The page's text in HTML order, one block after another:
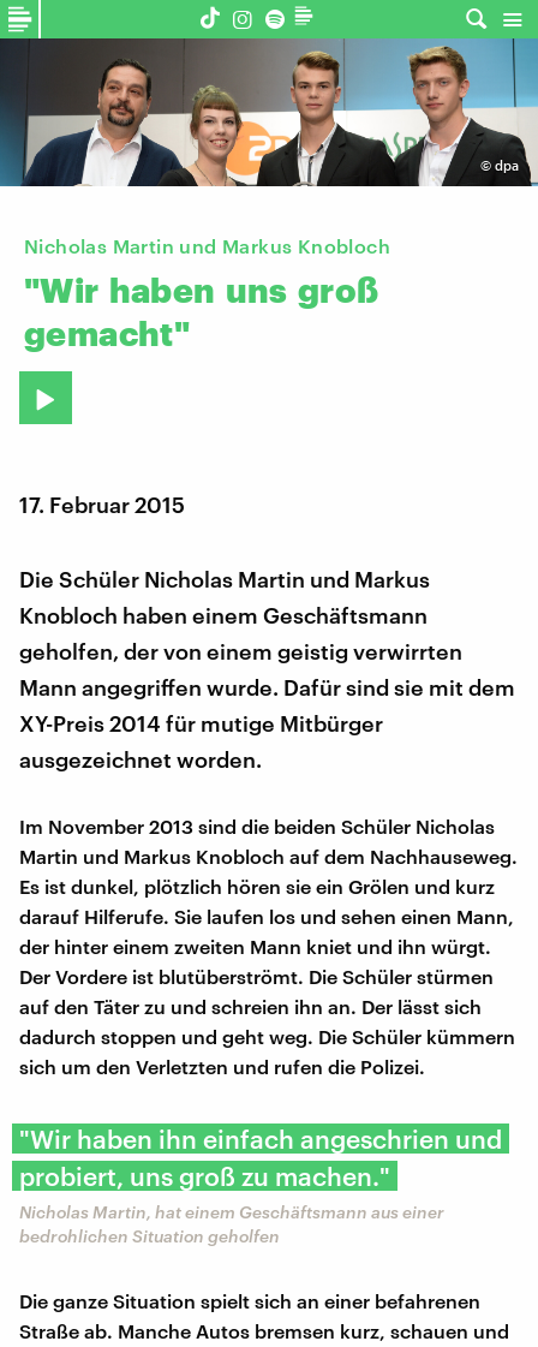
© dpa
Nicholas Martin und Markus Knobloch
"Wir haben uns groß
gemacht"
17. Februar 2015
Die Schüler Nicholas Martin und Markus
Knobloch haben einem Geschäftsmann
geholfen, der von einem geistig verwirrten
Mann angegriffen wurde. Dafür sind sie mit dem
XY-Preis 2014 für mutige Mitbürger
ausgezeichnet worden.
Im November 2013 sind die beiden Schüler Nicholas
Martin und Markus Knobloch auf dem Nachhauseweg.
Es ist dunkel, plötzlich hören sie ein Grölen und kurz
darauf Hilferufe. Sie laufen los und sehen einen Mann,
der hinter einem zweiten Mann kniet und ihn würgt.
Der Vordere ist blutüberströmt. Die Schüler stürmen
auf den Täter zu und schreien ihn an. Der lässt sich
dadurch stoppen und geht weg. Die Schüler kümmern
sich um den Verletzten und rufen die Polizei.
"Wir haben ihn einfach angeschrien und
probiert, uns groß zu machen."
Nicholas Martin, hat einem Geschäftsmann aus einer
bedrohlichen Situation geholfen
Die ganze Situation spielt sich an einer befahrenen
Straße ab. Manche Autos bremsen kurz, schauen und